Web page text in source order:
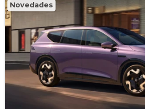
Novedades